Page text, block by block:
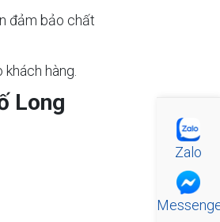
đảm bảo chất
hàng.
Long
Zalo